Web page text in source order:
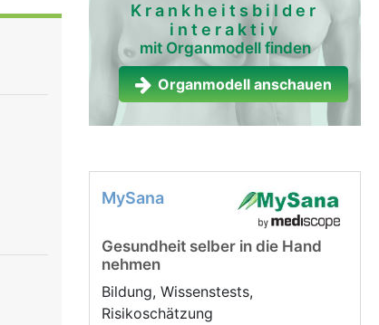
Krankheitsbilder
interaktiv
mit Organmodell finden
Organmodell anschauen
MySana
Gesundheit selber in die Hand
nehmen
Bildung, Wissenstests,
Risikoschätzung